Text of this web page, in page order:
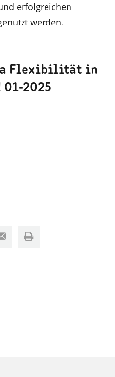
erfolgreichen
werden.
Flexibilität in
01-2025